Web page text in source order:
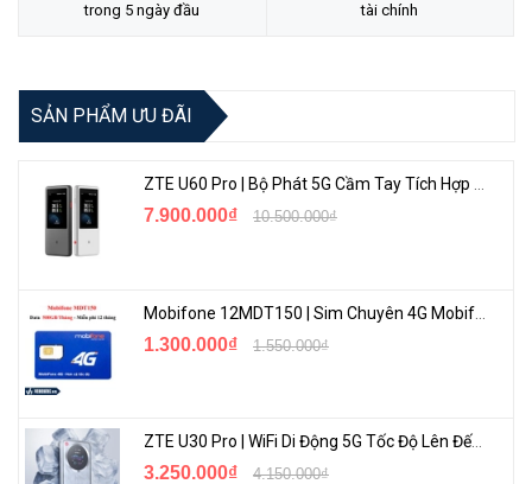
những sản phẩm thuộc dòng thiết bị mạng wifi đến từ thương hiệu
Ruijie. Đây là một trong những nhà cung cấp các thiết bị mạng
cao cùng với nhiều tính năng dễ dàng quản lý và sử dụng.
Bộ phát Wifi ngoài trời RUIJIE RG-EST350 V2 chắc chắn và ổn
RUIJIE RG-EST350 V2 được thiết kế bo cong bốn cạnh và được
trang bị ăng-ten có độ lợi cao. Bên cạnh đó, vỏ của thiết bị được tối
ưu hóa để có thể mang lại được hiệu suất chống thấm và chống bụi
chống chịu được trong thời gian dài với những điều kiện khắc
nghiệt. Ngoài ra, phạm vi nhiệt độ của vật liệu rộng được đảm bảo
trong 5 ngày đầu
tài chính
SẢN PHẨM ƯU ĐÃI
ZTE U60 Pro | Bộ Phát 5G Cầm Tay Tích Hợp Công Nghệ WiFi 7, Pin 10000mAh
7.900.000₫ 10.500.000₫
1.300.000₫ 1.550.000₫
ZTE U30 Pro | WiFi Di Động 5G Tốc Độ Lên Đến 500Mbps, Màn Hình Cảm Ứng
3.250.000₫ 4.150.000₫